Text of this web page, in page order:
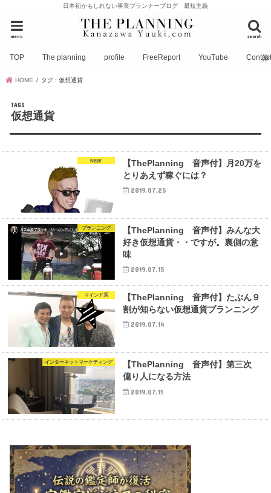
日本初かもしれない事業プランナーブログ 最短主義
search
menu
TOP The planning profile FreeReport YouTube
HOME タグ : 仮想通貨
仮想通貨
NEW
【ThePlanning 音声付】月20万を
とりあえず稼ぐには？
2019.07.25
プランニング
【ThePlanning 音声付】みんな大
好き仮想通貨・・ですが。裏側の意
味
2019.07.15
マインド系
【ThePlanning 音声付】たぶん９
割が知らない仮想通貨プランニング
2019.07.14
インターネットマーケティング
【ThePlanning 音声付】第三次
億り人になる方法
2019.07.11